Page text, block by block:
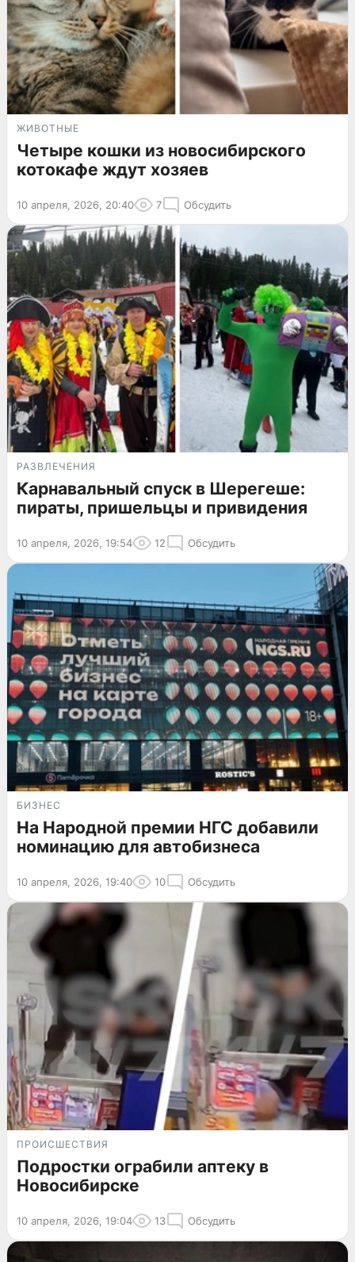
ЖИВОТНЫЕ
Четыре кошки из новосибирского
котокафе ждут хозяев
10 апреля, 2026, 20:40 7 Обсудить
РАЗВЛЕЧЕНИЯ
Карнавальный спуск в Шерегеше:
пираты, пришельцы и привидения
10 апреля, 2026, 19:54 12 Обсудить
БИЗНЕС
На Народной премии НГС добавили
номинацию для автобизнеса
10 апреля, 2026, 19:40 10 Обсудить
ПРОИСШЕСТВИЯ
Подростки ограбили аптеку в
Новосибирске
10 апреля, 2026, 19:04 13 Обсудить